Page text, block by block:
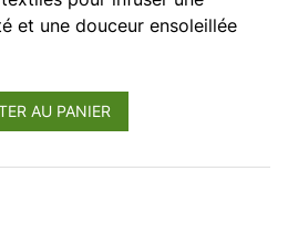
et une douceur ensoleillée
AU PANIER